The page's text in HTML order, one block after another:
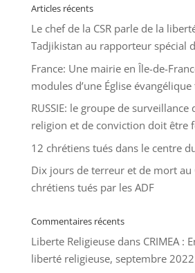
Articles récents
Le chef de la CSR parle de la
Tadjikistan au rapporteur spécial
France: Une mairie en Île-de-
modules d’une Église évangélique
RUSSIE: le groupe de
religion et de conviction doit être
12 chrétiens tués dans le centre
Dix jours de terreur et de mort au
chrétiens tués par les ADF
Commentaires récents
Liberte Religieusedans CRIMEA :
liberté religieuse, septembre 2022